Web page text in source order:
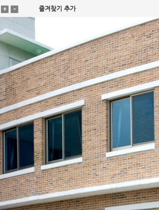
즐겨찾기 추가